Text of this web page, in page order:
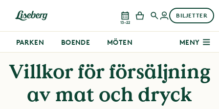
13–22
BILJETTER
PARKEN BOENDE MÖTEN MENY
Villkor för försäljning
av mat och dryck